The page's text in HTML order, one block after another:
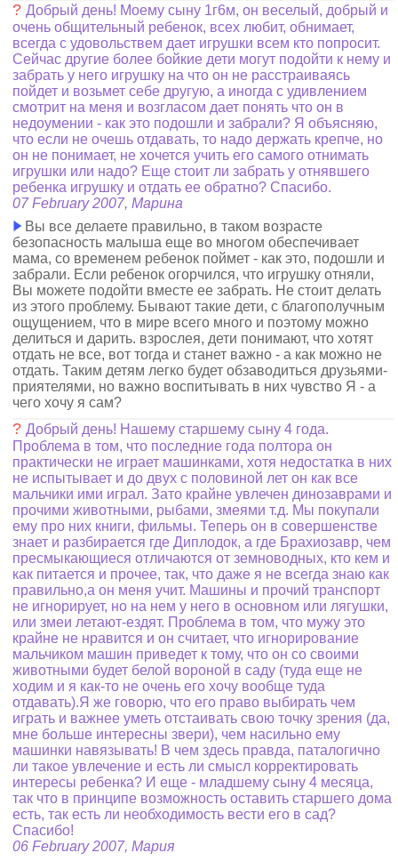
?Добрый день! Моему сыну 1г6м, он веселый, добрый и
очень общительный ребенок, всех любит, обнимает,
всегда с удовольствем дает игрушки всем кто попросит.
Сейчас другие более бойкие дети могут подойти к нему и
забрать у него игрушку на что он не расстраиваясь
пойдет и возьмет себе другую, а иногда с удивлением
смотрит на меня и возгласом дает понять что он в
недоумении - как это подошли и забрали? Я объясняю,
что если не очешь отдавать, то надо держать крепче, но
он не понимает, не хочется учить его самого отнимать
игрушки или надо? Еще стоит ли забрать у отнявшего
ребенка игрушку и отдать ее обратно? Спасибо.
07 February 2007, Марина
Вы все делаете правильно, в таком возрасте
безопасность малыша еще во многом обеспечивает
мама, со временем ребенок поймет - как это, подошли и
забрали. Если ребенок огорчился, что игрушку отняли,
Вы можете подойти вместе ее забрать. Не стоит делать
из этого проблему. Бывают такие дети, с благополучным
ощущением, что в мире всего много и поэтому можно
делиться и дарить. взрослея, дети понимают, что хотят
отдать не все, вот тогда и станет важно - а как можно не
отдать. Таким детям легко будет обзаводиться друзьями-
приятелями, но важно воспитывать в них чувство Я - а
чего хочу я сам?
?Добрый день! Нашему старшему сыну 4 года.
Проблема в том, что последние года полтора он
практически не играет машинками, хотя недостатка в них
не испытывает и до двух с половиной лет он как все
мальчики ими играл. Зато крайне увлечен динозаврами и
прочими животными, рыбами, змеями т.д. Мы покупали
ему про них книги, фильмы. Теперь он в совершенстве
знает и разбирается где Диплодок, а где Брахиозавр, чем
пресмыкающиеся отличаются от земноводных, кто кем и
как питается и прочее, так, что даже я не всегда знаю как
правильно,а он меня учит. Машины и прочий транспорт
не игнорирует, но на нем у него в основном или лягушки,
или змеи летают-ездят. Проблема в том, что мужу это
крайне не нравится и он считает, что игнорирование
мальчиком машин приведет к тому, что он со своими
животными будет белой вороной в саду (туда еще не
ходим и я как-то не очень его хочу вообще туда
отдавать).Я же говорю, что его право выбирать чем
играть и важнее уметь отстаивать свою точку зрения (да,
мне больше интересны звери), чем насильно ему
машинки навязывать! В чем здесь правда, паталогично
ли такое увлечение и есть ли смысл корректировать
интересы ребенка? И еще - младшему сыну 4 месяца,
так что в принципе возможность оставить старшего дома
есть, так есть ли необходимость вести его в сад?
Спасибо!
06 February 2007, Мария